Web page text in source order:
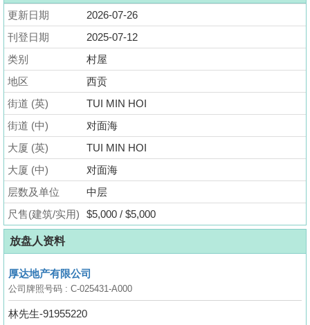
新
闻
数
据
公
布
置
业
手
册
关
於
们
更新日期
2026-07-26
刊登日期
2025-07-12
类别
村屋
地区
西贡
街道 (英)
TUI MIN HOI
街道 (中)
对面海
大厦 (英)
TUI MIN HOI
大厦 (中)
对面海
层数及单位
中层
尺售(建筑/实用)
$5,000 / $5,000
放盘人资料
厚达地产有限公司
公司牌照号码 : C-025431-A000
林先生-91955220